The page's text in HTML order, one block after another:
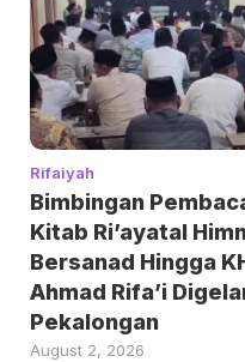
Rifaiyah
Bimbingan
Kitab Ri’ayatal
Bersanad Hingga
Ahmad Rifa’i
Pekalongan
August 2, 2026